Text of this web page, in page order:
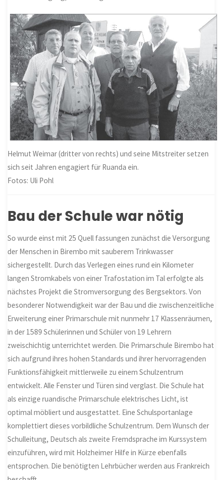
Helmut Weimar (dritter von rechts) und seine Mitstreiter setzen
sich seit Jahren engagiert für Ruanda ein.
Fotos: Uli Pohl
Bau der Schule war nötig
So wurde einst mit 25 Quell fassungen zunächst die Versorgung
der Menschen in Birembo mit sauberem Trinkwasser
sichergestellt. Durch das Verlegen eines rund ein Kilometer
langen Stromkabels von einer Trafostation im Tal erfolgte als
nächstes Projekt die Stromversorgung des Bergsektors. Von
besonderer Notwendigkeit war der Bau und die zwischenzeitliche
Erweiterung einer Primarschule mit nunmehr 17 Klassenräumen,
in der 1589 Schülerinnen und Schüler von 19 Lehrern
zweischichtig unterrichtet werden. Die Primarschule Birembo hat
sich aufgrund ihres hohen Standards und ihrer hervorragenden
Funktionsfähigkeit mittlerweile zu einem Schulzentrum
entwickelt. Alle Fenster und Türen sind verglast. Die Schule hat
als einzige ruandische Primarschule elektrisches Licht, ist
optimal möbliert und ausgestattet. Eine Schulsportanlage
komplettiert dieses vorbildliche Schulzentrum. Dem Wunsch der
Schulleitung, Deutsch als zweite Fremdsprache im Kurssystem
einzuführen, wird mit Holzheimer Hilfe in Kürze ebenfalls
entsprochen. Die benötigten Lehrbücher werden aus Frankreich